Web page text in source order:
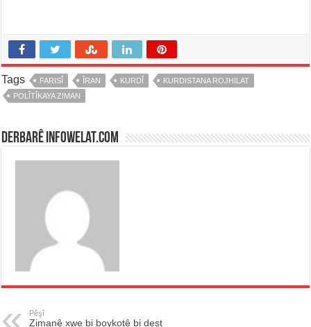
Tags FARISÎ ÎRAN KURDÎ
KURDISTANA ROJHILAT
POLÎTÎKAYA ZIMAN
Derbarê infowelat.com
Pêşî
Zimanê xwe bi boykotê bi dest